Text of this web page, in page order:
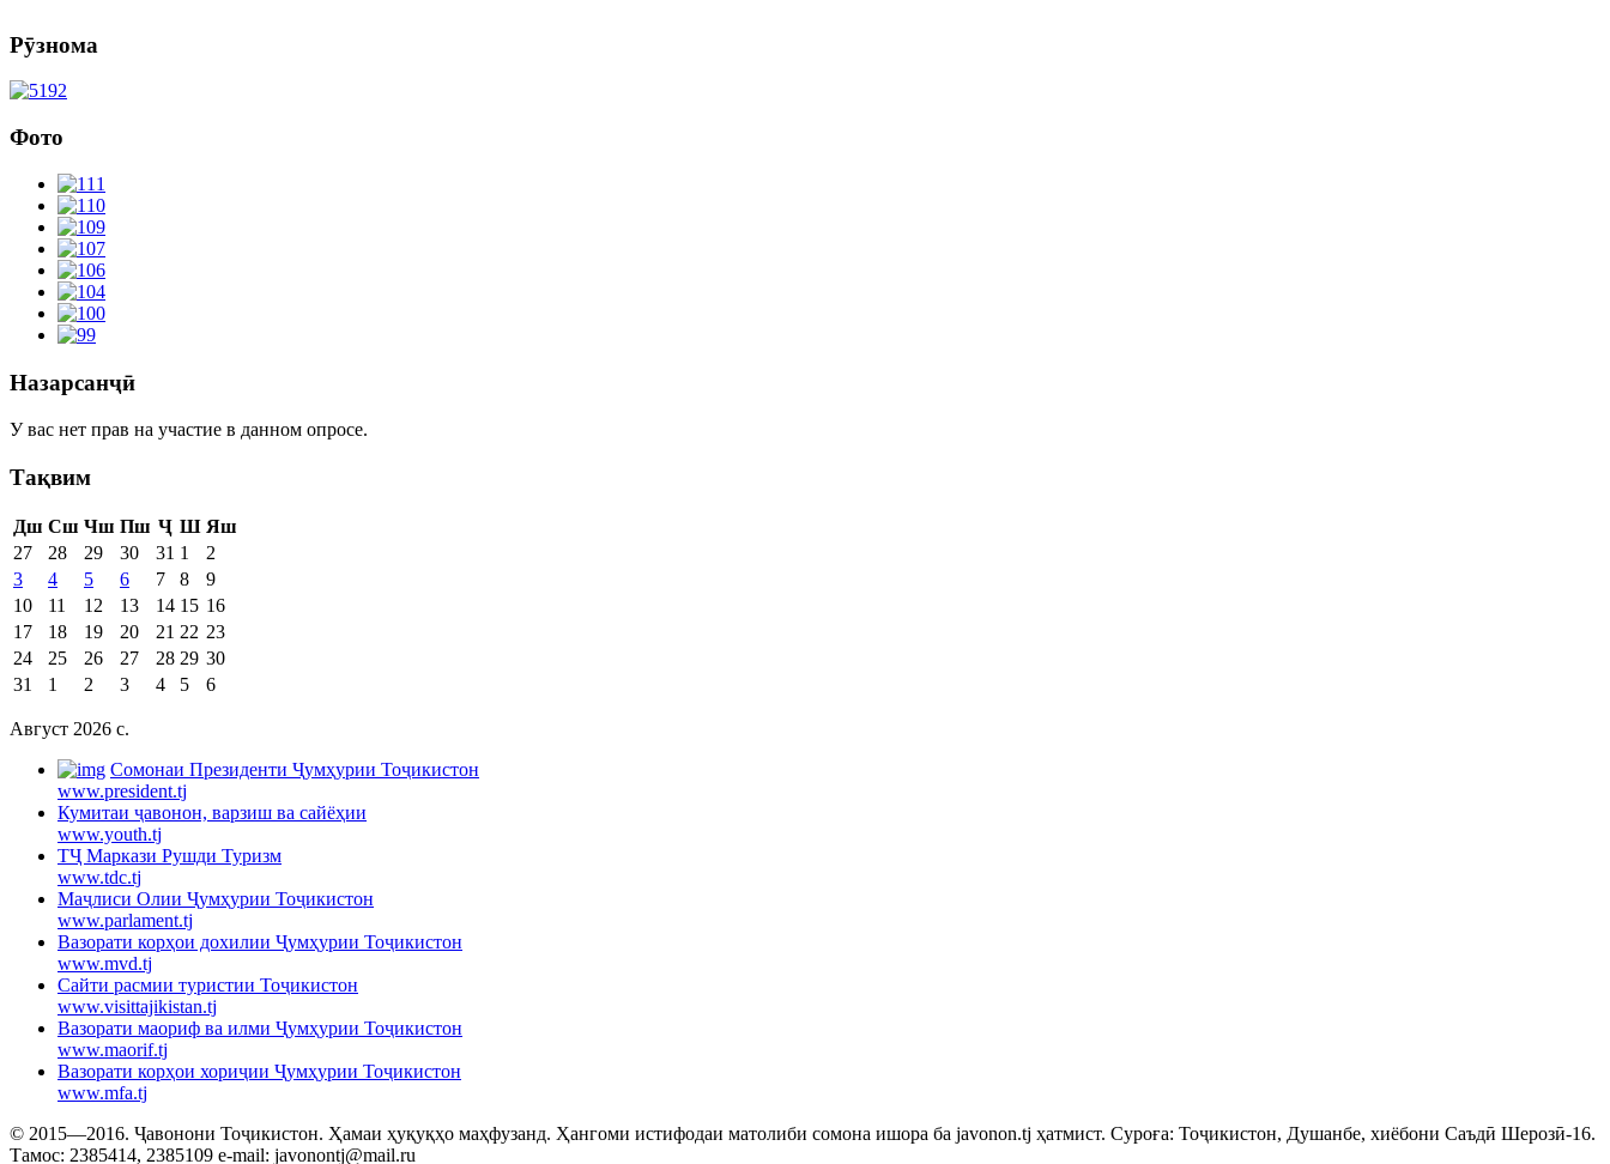
Рӯзнома
Фото
Назарсанҷӣ
У вас нет прав на участие в данном опросе.
Тақвим
Дш Сш Чш Пш Ҷ Ш Яш
27
28 29 30 31 1
2
3
4 5 6 7 8
9
10
11 12 13 14 15 16
17
18 19 20 21 22 23
24
25 26 27 28 29 30
31
1 2 3 4 5 6
Август 2026 c.
Cомонаи Президенти Ҷумҳурии Тоҷикистон
www.president.tj
Кумитаи ҷавонон, варзиш ва сайёҳии
www.youth.tj
ТҶ Маркази Рушди Туризм
www.tdc.tj
Маҷлиси Олии Ҷумҳурии Тоҷикистон
www.parlament.tj
Вазорати корҳои дохилии Ҷумҳурии Тоҷикистон
www.mvd.tj
Сайти расмии туристии Тоҷикистон
www.visittajikistan.tj
Вазорати маориф ва илми Ҷумҳурии Тоҷикистон
www.maorif.tj
Вазорати корҳои хориҷии Ҷумҳурии Тоҷикистон
www.mfa.tj
© 2015—2016. Ҷавонони Тоҷикистон. Ҳамаи ҳуқуқҳо маҳфузанд. Ҳангоми истифодаи матолиби сомона ишора ба javonon.tj ҳатмист. Суроға: Тоҷикистон, Душанбе, хиёбони Саъдӣ Шерозӣ-16.
Тамос: 2385414, 2385109 e-mail: javonontj@mail.ru